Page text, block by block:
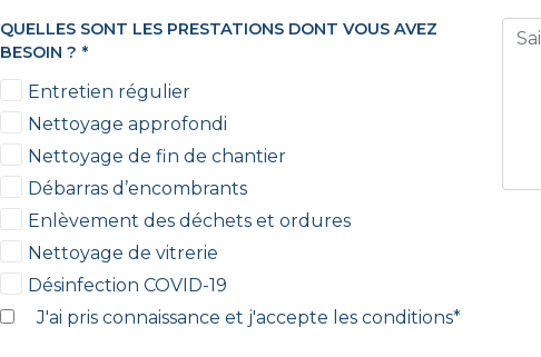
QUELLES SONT LES PRESTATIONS DONT VOUS AVEZ
BESOIN ?*
Entretien régulier
Nettoyage approfondi
Nettoyage de fin de chantier
Débarras d’encombrants
Enlèvement des déchets et ordures
Nettoyage de vitrerie
Désinfection COVID-19
J'ai pris connaissance et j'accepte lesconditions*